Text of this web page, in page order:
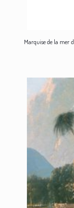
Marquise de la mer